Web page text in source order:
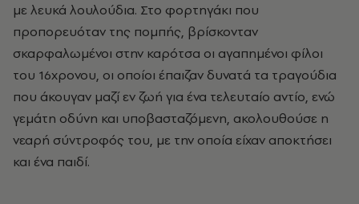
με λευκά λουλούδια. Στο φορτηγάκι που
προπορευόταν της πομπής, βρίσκονταν
σκαρφαλωμένοι στην καρότσα οι αγαπημένοι φίλοι
του 16χρονου, οι οποίοι έπαιζαν δυνατά τα τραγούδια
που άκουγαν μαζί εν ζωή για ένα τελευταίο αντίο, ενώ
γεμάτη οδύνη και υποβασταζόμενη, ακολουθούσε η
νεαρή σύντροφός του, με την οποία είχαν αποκτήσει
και ένα παιδί.